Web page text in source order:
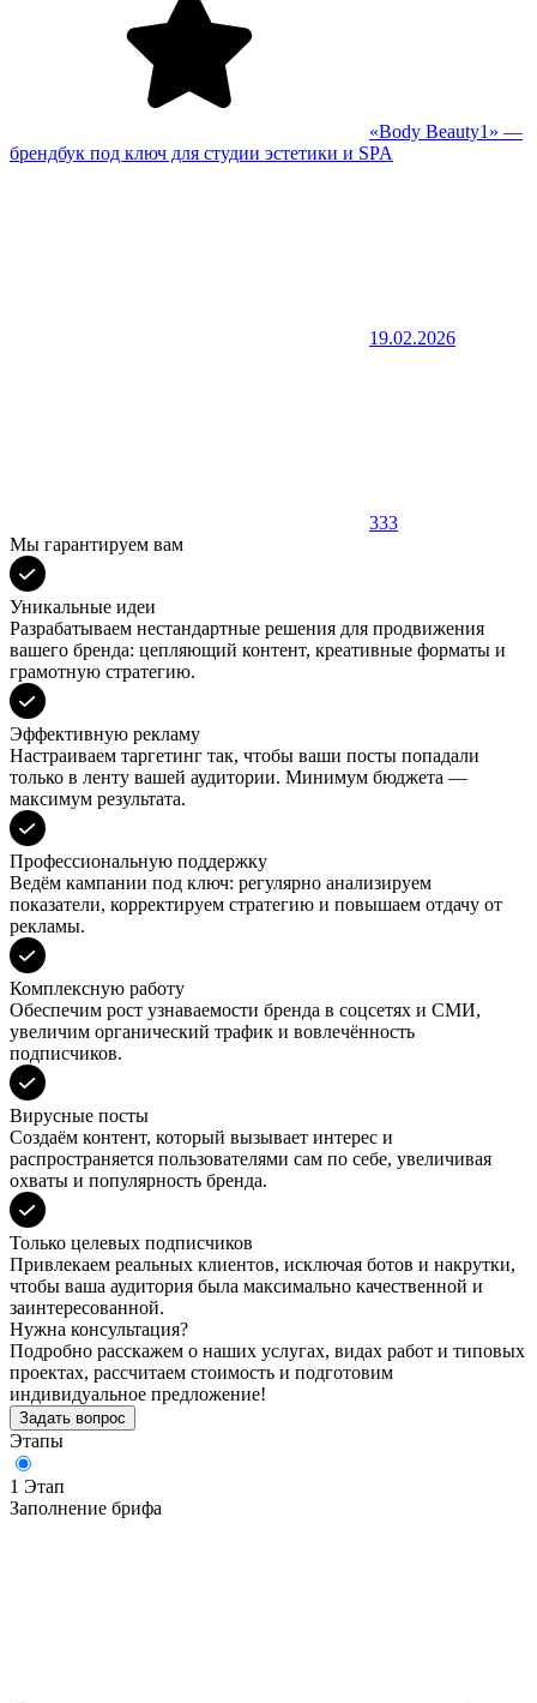
«Body Beauty1» —
брендбук под ключ для студии эстетики и SPA
19.02.2026
333
Мы гарантируем вам
Уникальные идеи
Разрабатываем нестандартные решения для продвижения
вашего бренда: цепляющий контент, креативные форматы и
грамотную стратегию.
Эффективную рекламу
Настраиваем таргетинг так, чтобы ваши посты попадали
только в ленту вашей аудитории. Минимум бюджета —
максимум результата.
Профессиональную поддержку
Ведём кампании под ключ: регулярно анализируем
показатели, корректируем стратегию и повышаем отдачу от
рекламы.
Комплексную работу
Обеспечим рост узнаваемости бренда в соцсетях и СМИ,
увеличим органический трафик и вовлечённость
подписчиков.
Вирусные посты
Создаём контент, который вызывает интерес и
распространяется пользователями сам по себе, увеличивая
охваты и популярность бренда.
Только целевых подписчиков
Привлекаем реальных клиентов, исключая ботов и накрутки,
чтобы ваша аудитория была максимально качественной и
заинтересованной.
Нужна консультация?
Подробно расскажем о наших услугах, видах работ и типовых
проектах, рассчитаем стоимость и подготовим
индивидуальное предложение!
Задать вопрос
Этапы
1 Этап
Заполнение брифа